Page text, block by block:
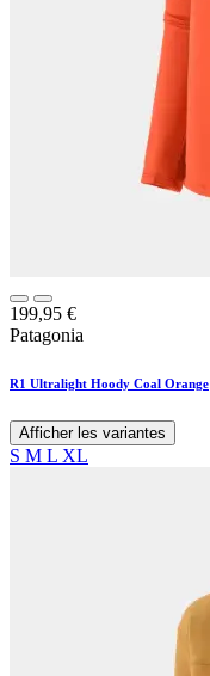
199,95 €
Patagonia
R1 Ultralight Hoody Coal Orange
Afficher les variantes
S M L XL